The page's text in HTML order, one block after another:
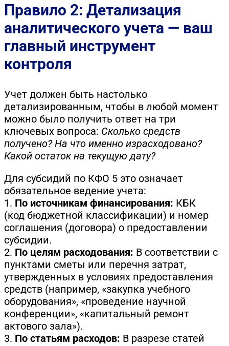
Правило 2: Детализация
аналитического учета — ваш
главный инструмент
контроля
Учет должен быть настолько
детализированным, чтобы в любой момент
можно было получить ответ на три
ключевых вопроса: Сколько средств
получено? На что именно израсходовано?
Какой остаток на текущую дату?
Для субсидий по КФО 5 это означает
обязательное ведение учета:
1. По источникам финансирования: КБК
(код бюджетной классификации) и номер
соглашения (договора) о предоставлении
субсидии.
2. По целям расходования: В соответствии с
пунктами сметы или перечня затрат,
утвержденных в условиях предоставления
средств (например, «закупка учебного
оборудования», «проведение научной
конференции», «капитальный ремонт
актового зала»).
3. По статьям расходов: В разрезе статей